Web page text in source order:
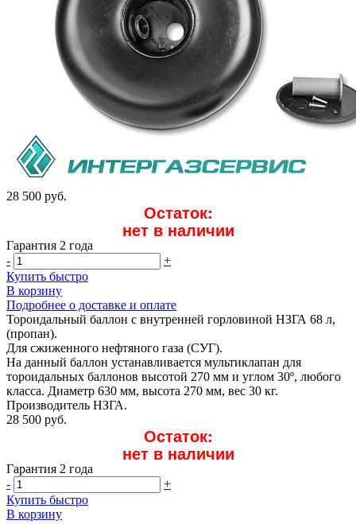
28 500 руб.
Остаток:
нет в наличии
Гарантия 2 года
-
+
Купить быстро
В корзину
Подробнее о доставке и оплате
Тороидальный баллон с внутренней горловиной НЗГА 68 л,
(пропан).
Для сжиженного нефтяного газа (СУГ).
На данный баллон устанавливается мультиклапан для
тороидальных баллонов высотой 270 мм и углом 30º, любого
класса. Диаметр 630 мм, высота 270 мм, вес 30 кг.
Производитель НЗГА.
28 500 руб.
Остаток:
нет в наличии
Гарантия 2 года
-
+
Купить быстро
В корзину